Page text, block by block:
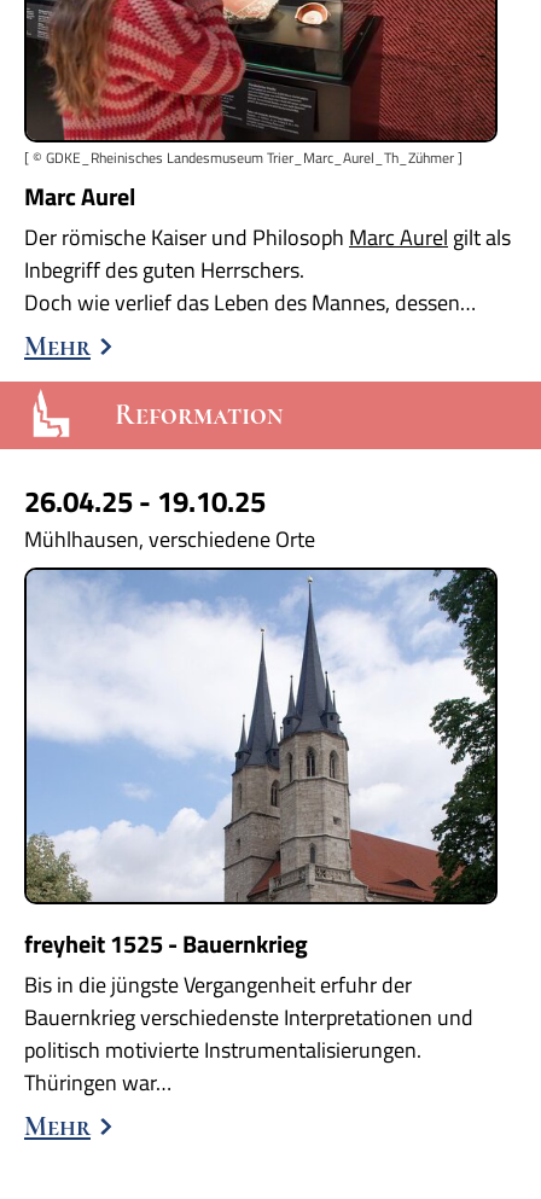
[ © GDKE_Rheinisches Landesmuseum Trier_Marc_Aurel_Th_Zühmer ]
Marc Aurel
Der römische Kaiser und Philosoph Marc Aurel gilt als
Inbegriff des guten Herrschers.
Doch wie verlief das Leben des Mannes, dessen…
Mehr
Reformation
26.04.25 - 19.10.25
Mühlhausen, verschiedene Orte
freyheit 1525 - Bauernkrieg
Bis in die jüngste Vergangenheit erfuhr der
Bauernkrieg verschiedenste Interpretationen und
politisch motivierte Instrumentalisierungen.
Thüringen war…
Mehr